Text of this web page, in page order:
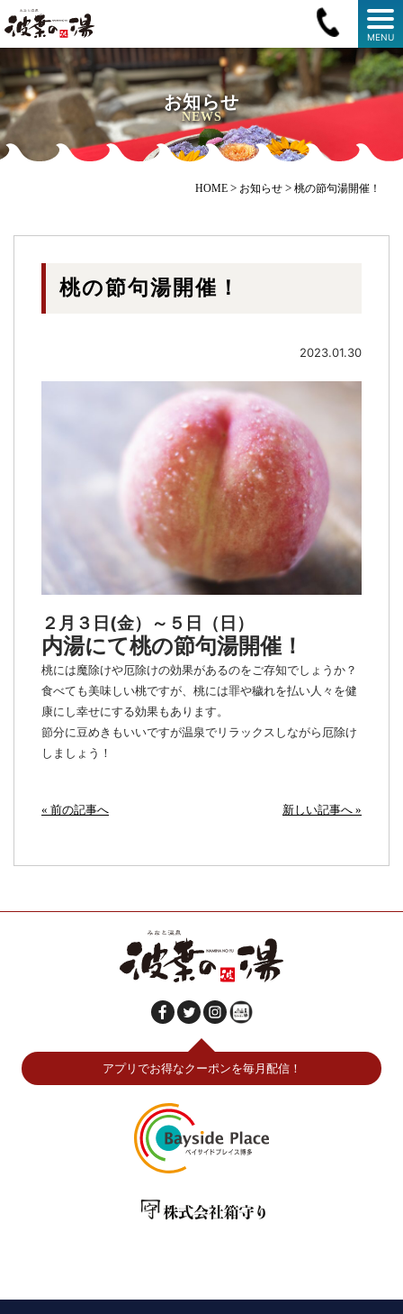
MENU
お知らせ
NEWS
HOME > お知らせ > 桃の節句湯開催！
桃の節句湯開催！
2023.01.30
２月３日(金）～５日（日）
内湯にて桃の節句湯開催！
桃には魔除けや厄除けの効果があるのをご存知でしょうか？
食べても美味しい桃ですが、桃には罪や穢れを払い人々を健
康にし幸せにする効果もあります。
節分に豆めきもいいですが温泉でリラックスしながら厄除け
しましょう！
« 前の記事へ 新しい記事へ »
アプリでお得なクーポンを毎月配信！